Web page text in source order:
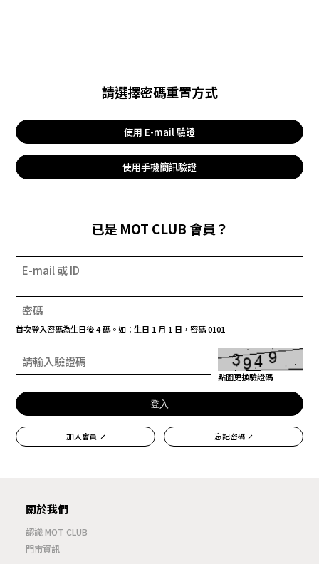
已是 MOT CLUB 會員？
首次登入密碼為生日後 4 碼。如：生日 1 月 1 日，密碼 0101
點圖更換驗證碼
登入
加入會員 忘記密碼
請選擇密碼重置方式
使用 E-mail 驗證
使用手機簡訊驗證
關於我們
認識 MOT CLUB
門市資訊